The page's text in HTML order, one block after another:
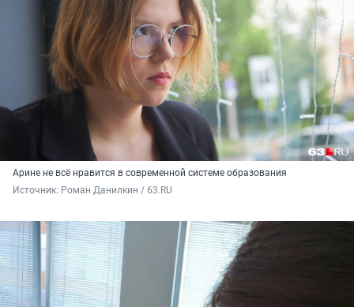
Арине не всё нравится в современной системе образования
Источник: Роман Данилкин / 63.RU